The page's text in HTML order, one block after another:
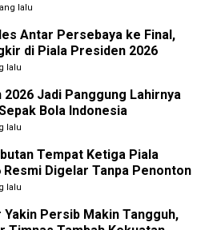
lalu
Antar Persebaya ke Final,
di Piala Presiden 2026
lalu
Jadi Panggung Lahirnya
Bola Indonesia
lalu
Tempat Ketiga Piala
Digelar Tanpa Penonton
lalu
Yakin Persib Makin Tangguh,